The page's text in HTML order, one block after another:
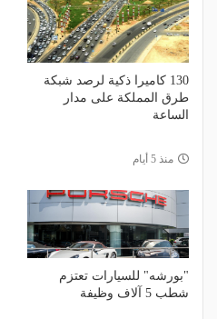
130 كاميرا ذكية لرصد شبكة
طرق المملكة على مدار
الساعة
منذ 5 أيام
"بورشه" للسيارات تعتزم
شطب 5 آلاف وظيفة